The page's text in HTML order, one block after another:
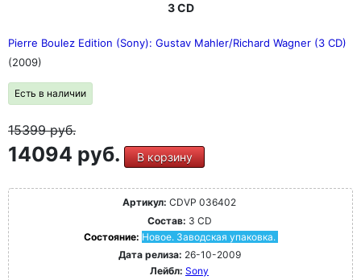
3 CD
Pierre Boulez Edition (Sony): Gustav Mahler/Richard Wagner (3 CD)
(2009)
Есть в наличии
15399руб.
14094 руб. В корзину
Артикул: CDVP 036402
Состав: 3 CD
Состояние: Новое. Заводская упаковка.
Дата релиза: 26-10-2009
Лейбл: Sony